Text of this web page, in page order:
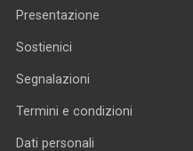
Presentazione
Sostienici
Segnalazioni
Termini e condizioni
Dati personali